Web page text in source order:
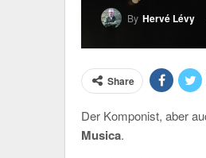
By Hervé Lévy
Share
Der Komponist, aber
Musica.